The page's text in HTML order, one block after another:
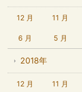
12 月 11 月
6 月 5 月
2018年
12 月 11 月